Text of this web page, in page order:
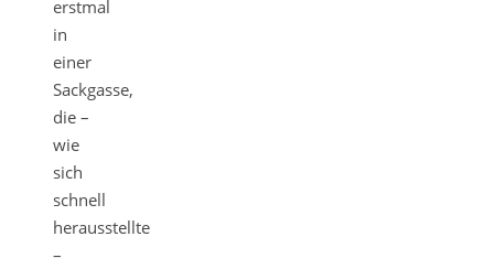
erstmal
in
einer
Sackgasse,
die –
wie
sich
schnell
herausstellte
–